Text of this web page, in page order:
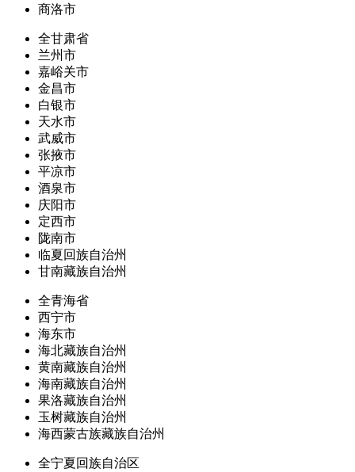
商洛市
全甘肃省
兰州市
嘉峪关市
金昌市
白银市
天水市
武威市
张掖市
平凉市
酒泉市
庆阳市
定西市
陇南市
临夏回族自治州
甘南藏族自治州
全青海省
西宁市
海东市
海北藏族自治州
黄南藏族自治州
海南藏族自治州
果洛藏族自治州
玉树藏族自治州
海西蒙古族藏族自治州
全宁夏回族自治区